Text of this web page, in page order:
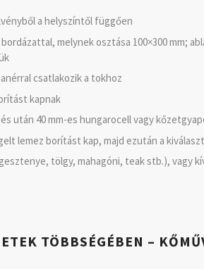
a helyszíntől függően
melynek osztása 100×300 mm;
csatlakozik a tokhoz
kapnak
után 40 mm-es hungarocell vagy
lemez borítást kap, majd ezután a
tölgy, mahagóni, teak stb.), vagy
TÖBBSÉGÉBEN –